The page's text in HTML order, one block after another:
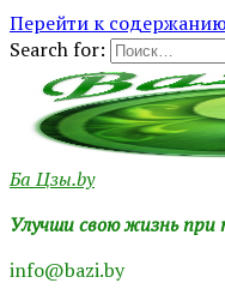
Перейти к содержанию
Search for:
Ба Цзы.by
Улучши свою жизнь
info@bazi.by